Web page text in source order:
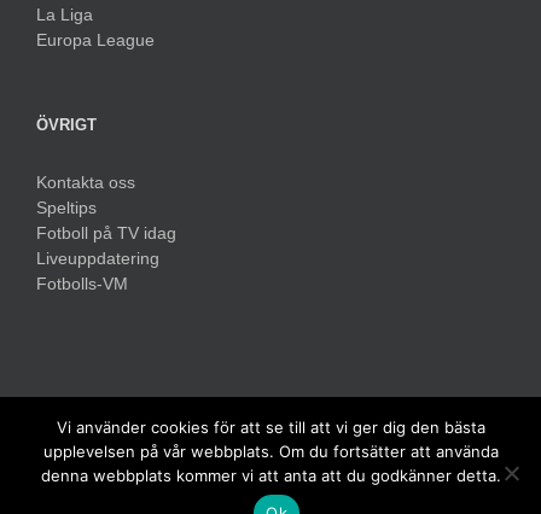
La Liga
Europa League
ÖVRIGT
Kontakta oss
Speltips
Fotboll på TV idag
Liveuppdatering
Fotbolls-VM
© 2011-2026 Fotbollsresultat.com - Alla rättigheter är reserverade |
Fotbollsresultat.com är en fristående nyhetssida och har ingen koppling
med FIFA eller Svenska Fotbollsförbundet.
Vi använder cookies för att se till att vi ger dig den bästa
upplevelsen på vår webbplats. Om du fortsätter att använda
denna webbplats kommer vi att anta att du godkänner detta.